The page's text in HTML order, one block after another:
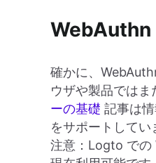
WebAuthn
確かに、
ウザや製品ではま
ーの基礎 記事は
をサポートしてい
注意：Logto での